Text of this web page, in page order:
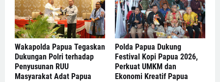
Wakapolda Papua Tegaskan
Dukungan Polri terhadap
Penyusunan RUU
Masyarakat Adat Papua
Polda Papua Dukung
Festival Kopi Papua 2026,
Perkuat UMKM dan
Ekonomi Kreatif Papua